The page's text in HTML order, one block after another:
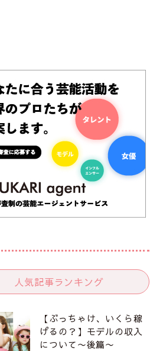
人気記事ランキング
【ぶっちゃけ、いくら稼
げるの？】モデルの収入
について〜後篇〜